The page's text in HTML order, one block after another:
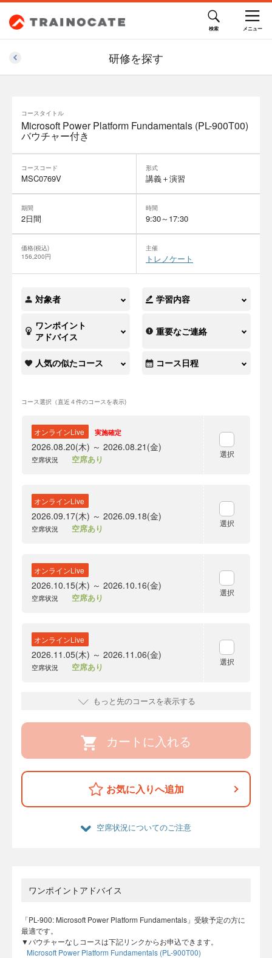
研修を探す
コースタイトル
Microsoft Power Platform Fundamentals (PL-900T00)
バウチャー付き
コースコード
MSC0769V
形式
講義＋演習
期間
2日間
時間
9:30～17:30
価格(税込)
156,200円
主催
トレノケート
対象者 学習内容
ワンポイント
アドバイス
重要なご連絡
人気の似たコース コース日程
コース選択（直近４件のコースを表示)
オンラインLive 実施確定
2026.08.20(木) ～ 2026.08.21(金)
空席状況 空席あり 選択
オンラインLive
2026.09.17(木) ～ 2026.09.18(金)
空席状況 空席あり 選択
オンラインLive
2026.10.15(木) ～ 2026.10.16(金)
空席状況 空席あり 選択
オンラインLive
2026.11.05(木) ～ 2026.11.06(金)
空席状況 空席あり 選択
もっと先のコースを表示する
カートに入れる
お気に入りへ追加
空席状況についてのご注意
ワンポイントアドバイス
「PL-900: Microsoft Power Platform Fundamentals」受験予定の方に
最適です。
▼バウチャーなしコースは下記リンクからお申込できます。
Microsoft Power Platform Fundamentals (PL-900T00)